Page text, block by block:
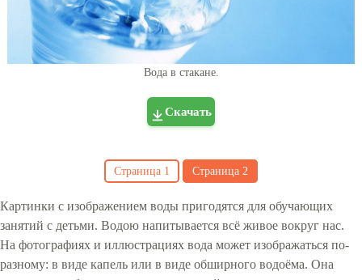
Вода в стакане.
Скачать
Страница 1 Страница 2
Картинки с изображением воды пригодятся для обучающих
занятий с детьми. Водою напитывается всё живое вокруг нас.
На фотографиях и иллюстрациях вода может изображаться по-
разному: в виде капель или в виде обширного водоёма. Она